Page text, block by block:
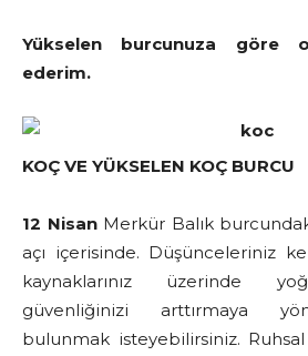
Yükselen burcunuza göre
ederim.
KOÇ VE YÜKSELEN KOÇ BURCU
12 NisanMerkür Balık
açı içerisinde. Düşünceleriniz
kaynaklarınız üzerinde
güvenliğinizi arttırmaya
bulunmak isteyebilirsiniz.